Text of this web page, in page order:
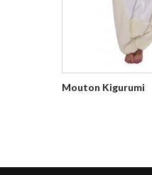
Mouton Kigurumi